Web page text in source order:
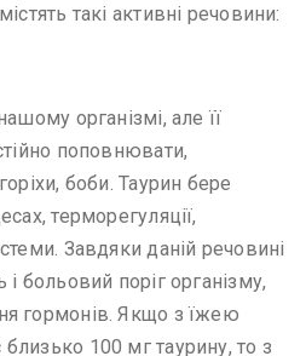
такі активні речовини:
організмі, але її
поповнювати,
боби. Таурин бере
терморегуляції,
Завдяки даній речовині
больовий поріг організму,
гормонів. Якщо з їжею
100 мг таурину, то з